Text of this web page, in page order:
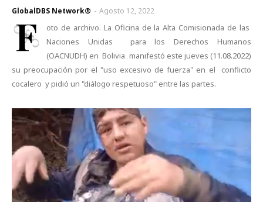
GlobalDBS Network® - Agosto 12, 2022
F
oto de archivo. La Oficina de la Alta Comisionada de las
Naciones Unidas para los Derechos Humanos
(OACNUDH) en Bolivia manifestó este jueves (11.08.2022)
su preocupación por el "uso excesivo de fuerza" en el conflicto
cocalero y pidió un "diálogo respetuoso" entre las partes.